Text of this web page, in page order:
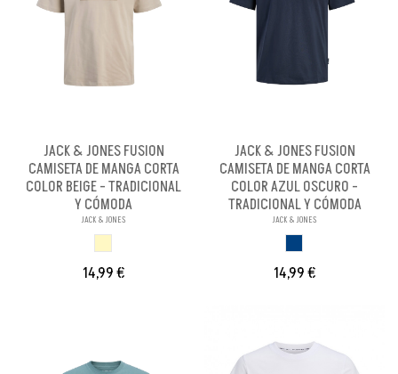
JACK & JONES FUSION
CAMISETA DE MANGA CORTA
COLOR BEIGE - TRADICIONAL
Y CÓMODA
JACK & JONES
14,99 €
JACK & JONES FUSION
CAMISETA DE MANGA CORTA
COLOR AZUL OSCURO -
TRADICIONAL Y CÓMODA
JACK & JONES
14,99 €